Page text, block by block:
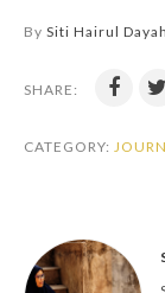
By Siti Hairul
SHARE:
CATEGORY: